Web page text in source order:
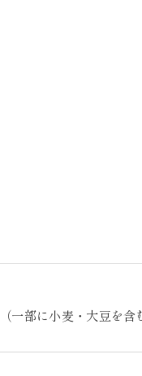
部に小麦・大豆を含